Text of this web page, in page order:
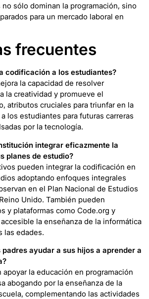
sólo dominan la programación, sino
para un mercado laboral en
frecuentes
codificación a los estudiantes?
la capacidad de resolver
la creatividad y promueve el
atributos cruciales para triunfar en la
los estudiantes para futuras carreras
por la tecnología.
integrar eficazmente la
planes de estudio?
pueden integrar la codificación en
adoptando enfoques integrales
en el Plan Nacional de Estudios
Unido. También pueden
y plataformas como Code.org y
la enseñanza de la informática
las edades.
padres ayudar a sus hijos a aprender a
apoyar la educación en programación
abogando por la enseñanza de la
complementando las actividades